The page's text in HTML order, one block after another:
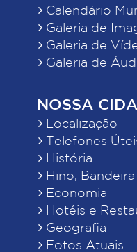
Calendário
Galeria de
Galeria de
Galeria de
NOSSA
Localização
Telefones
História
Hino,
Economia
Hotéis e
Geografia
Fotos Atuais